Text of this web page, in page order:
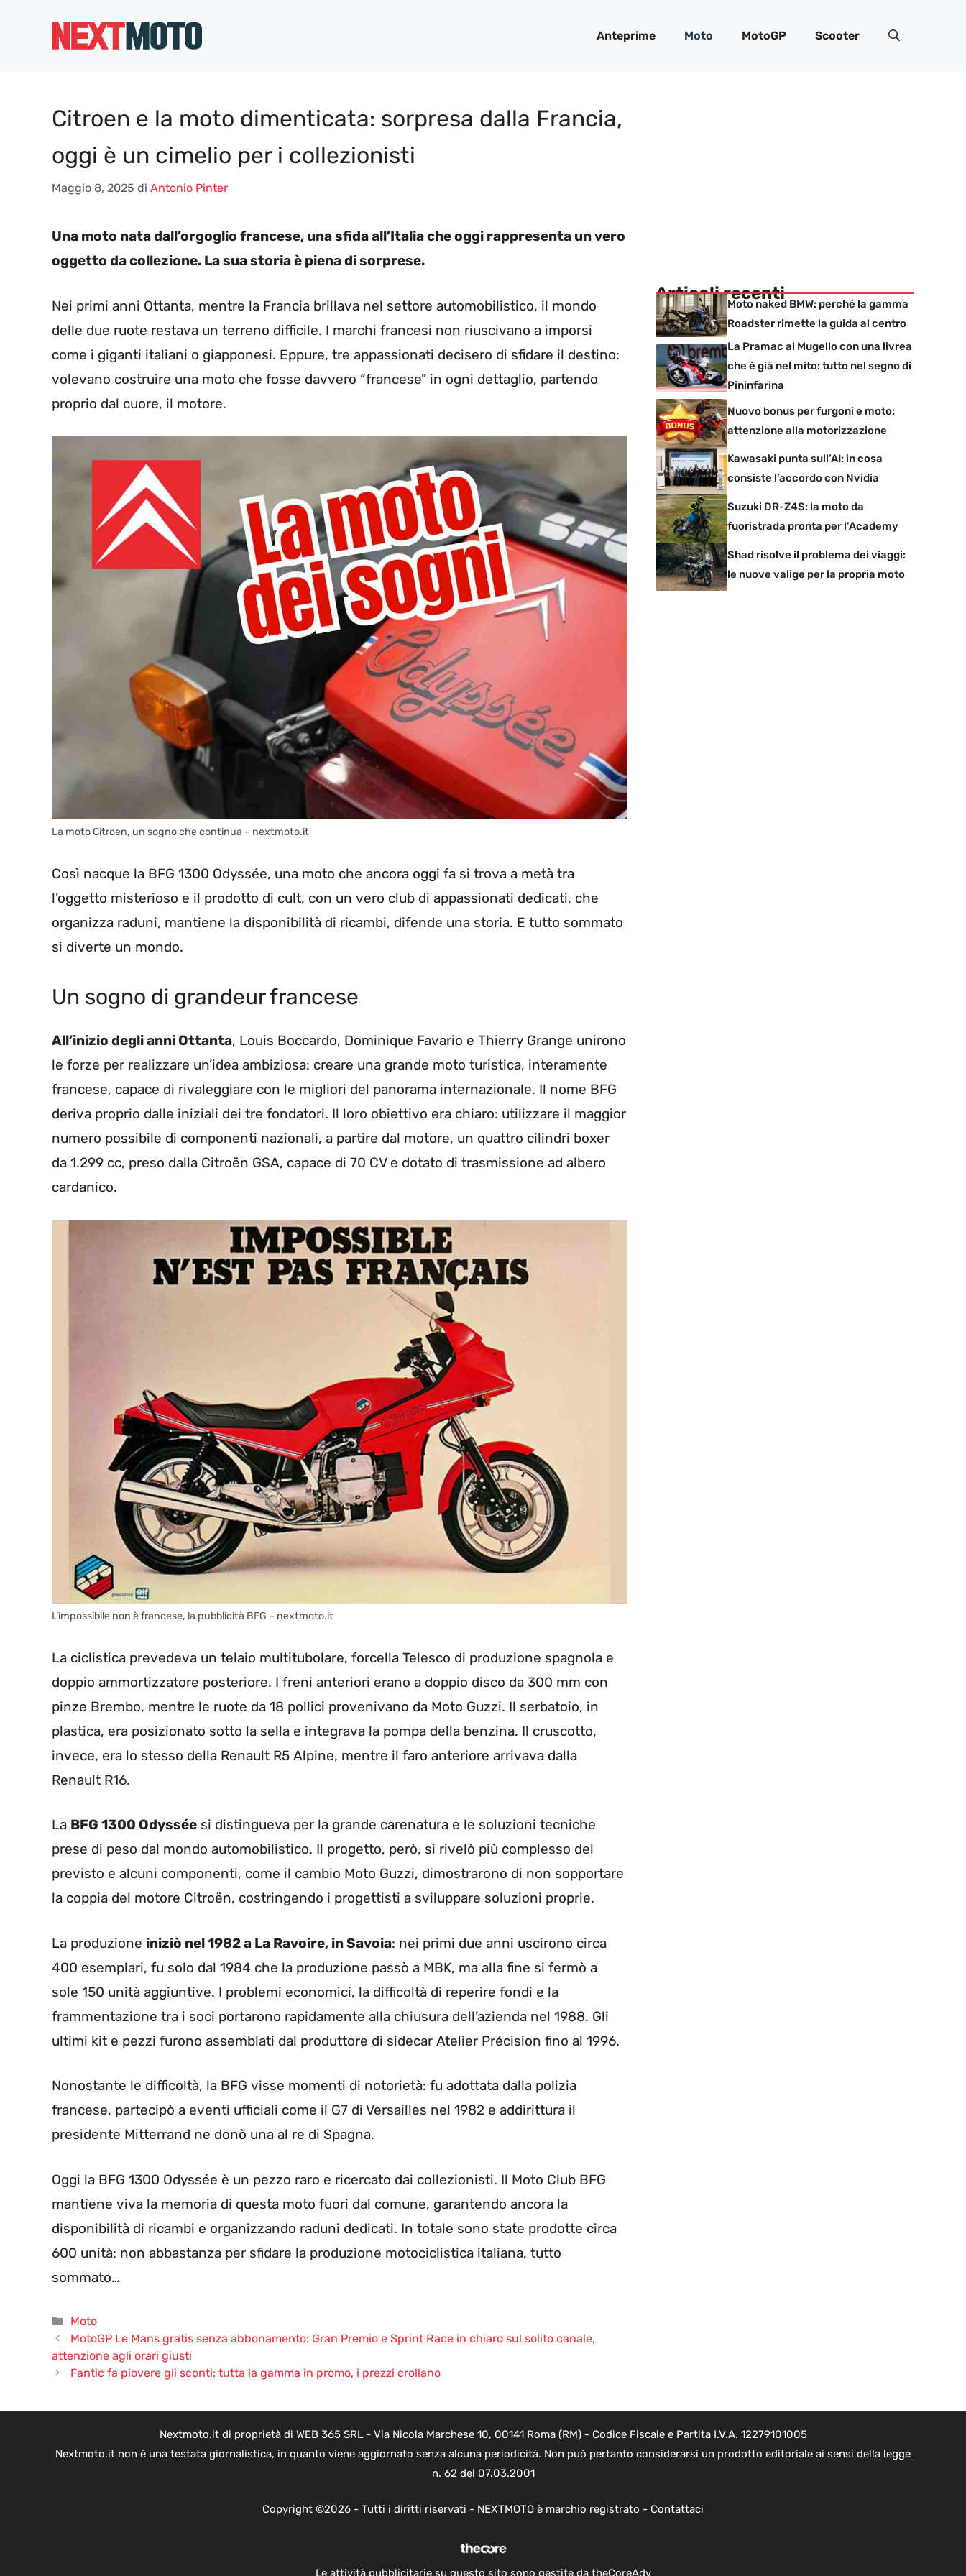
Anteprime Moto MotoGP Scooter
Citroen e la moto dimenticata: sorpresa dalla Francia,
oggi è un cimelio per i collezionisti
Maggio 8, 2025 di Antonio Pinter
Una moto nata dall’orgoglio francese, una sfida all’Italia che oggi rappresenta un vero
oggetto da collezione. La sua storia è piena di sorprese.
Nei primi anni Ottanta, mentre la Francia brillava nel settore automobilistico, il mondo
delle due ruote restava un terreno difficile. I marchi francesi non riuscivano a imporsi
come i giganti italiani o giapponesi. Eppure, tre appassionati decisero di sfidare il destino:
volevano costruire una moto che fosse davvero “francese” in ogni dettaglio, partendo
proprio dal cuore, il motore.
La moto Citroen, un sogno che continua – nextmoto.it
Così nacque la BFG 1300 Odyssée, una moto che ancora oggi fa si trova a metà tra
l’oggetto misterioso e il prodotto di cult, con un vero club di appassionati dedicati, che
organizza raduni, mantiene la disponibilità di ricambi, difende una storia. E tutto sommato
si diverte un mondo.
Un sogno di grandeur francese
All’inizio degli anni Ottanta, Louis Boccardo, Dominique Favario e Thierry Grange unirono
le forze per realizzare un’idea ambiziosa: creare una grande moto turistica, interamente
francese, capace di rivaleggiare con le migliori del panorama internazionale. Il nome BFG
deriva proprio dalle iniziali dei tre fondatori. Il loro obiettivo era chiaro: utilizzare il maggior
numero possibile di componenti nazionali, a partire dal motore, un quattro cilindri boxer
da 1.299 cc, preso dalla Citroën GSA, capace di 70 CV e dotato di trasmissione ad albero
cardanico.
L’impossibile non è francese, la pubblicità BFG – nextmoto.it
La ciclistica prevedeva un telaio multitubolare, forcella Telesco di produzione spagnola e
doppio ammortizzatore posteriore. I freni anteriori erano a doppio disco da 300 mm con
pinze Brembo, mentre le ruote da 18 pollici provenivano da Moto Guzzi. Il serbatoio, in
plastica, era posizionato sotto la sella e integrava la pompa della benzina. Il cruscotto,
invece, era lo stesso della Renault R5 Alpine, mentre il faro anteriore arrivava dalla
Renault R16.
La BFG 1300 Odyssée si distingueva per la grande carenatura e le soluzioni tecniche
prese di peso dal mondo automobilistico. Il progetto, però, si rivelò più complesso del
previsto e alcuni componenti, come il cambio Moto Guzzi, dimostrarono di non sopportare
la coppia del motore Citroën, costringendo i progettisti a sviluppare soluzioni proprie.
La produzione iniziò nel 1982 a La Ravoire, in Savoia: nei primi due anni uscirono circa
400 esemplari, fu solo dal 1984 che la produzione passò a MBK, ma alla fine si fermò a
sole 150 unità aggiuntive. I problemi economici, la difficoltà di reperire fondi e la
frammentazione tra i soci portarono rapidamente alla chiusura dell’azienda nel 1988. Gli
ultimi kit e pezzi furono assemblati dal produttore di sidecar Atelier Précision fino al 1996.
Nonostante le difficoltà, la BFG visse momenti di notorietà: fu adottata dalla polizia
francese, partecipò a eventi ufficiali come il G7 di Versailles nel 1982 e addirittura il
presidente Mitterrand ne donò una al re di Spagna.
Oggi la BFG 1300 Odyssée è un pezzo raro e ricercato dai collezionisti. Il Moto Club BFG
mantiene viva la memoria di questa moto fuori dal comune, garantendo ancora la
disponibilità di ricambi e organizzando raduni dedicati. In totale sono state prodotte circa
600 unità: non abbastanza per sfidare la produzione motociclistica italiana, tutto
sommato…
Categorie
Moto
MotoGP Le Mans gratis senza abbonamento: Gran Premio e Sprint Race in chiaro sul solito canale,
attenzione agli orari giusti
Fantic fa piovere gli sconti: tutta la gamma in promo, i prezzi crollano
Articoli recenti
Moto naked BMW: perché la gamma
Roadster rimette la guida al centro
La Pramac al Mugello con una livrea
che è già nel mito: tutto nel segno di
Pininfarina
Nuovo bonus per furgoni e moto:
attenzione alla motorizzazione
Kawasaki punta sull’AI: in cosa
consiste l’accordo con Nvidia
Suzuki DR-Z4S: la moto da
fuoristrada pronta per l’Academy
Shad risolve il problema dei viaggi:
le nuove valige per la propria moto
Nextmoto.it di proprietà di WEB 365 SRL - Via Nicola Marchese 10, 00141 Roma (RM) - Codice Fiscale e Partita I.V.A. 12279101005
Nextmoto.it non è una testata giornalistica, in quanto viene aggiornato senza alcuna periodicità. Non può pertanto considerarsi un prodotto editoriale ai sensi della legge
n. 62 del 07.03.2001
Copyright ©2026 - Tutti i diritti riservati - NEXTMOTO è marchio registrato - Contattaci
Le attività pubblicitarie su questo sito sono gestite da theCoreAdv